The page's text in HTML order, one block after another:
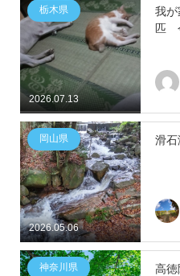
2026.07.13
栃木県
我
匹
2026.05.06
岡山県 滑石
神奈川県 高徳